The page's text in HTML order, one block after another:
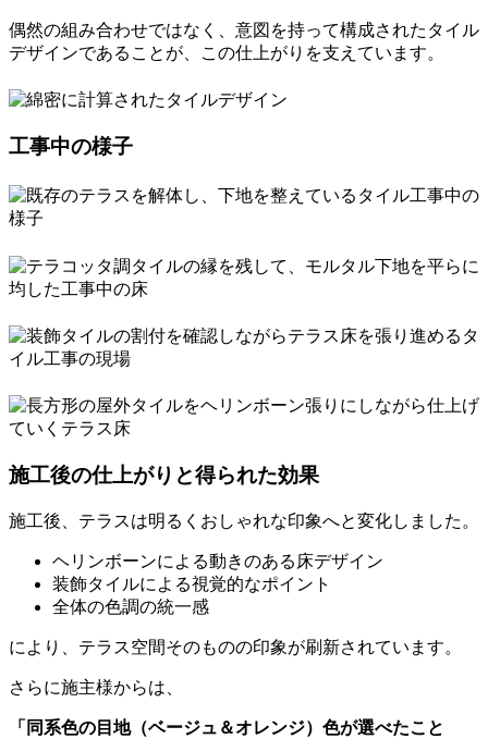
偶然の組み合わせではなく、意図を持って構成されたタイル
デザインであることが、この仕上がりを支えています。
工事中の様子
施工後の仕上がりと得られた効果
施工後、テラスは明るくおしゃれな印象へと変化しました。
ヘリンボーンによる動きのある床デザイン
装飾タイルによる視覚的なポイント
全体の色調の統一感
により、テラス空間そのものの印象が刷新されています。
さらに施主様からは、
「同系色の目地（ベージュ＆オレンジ）色が選べたこと